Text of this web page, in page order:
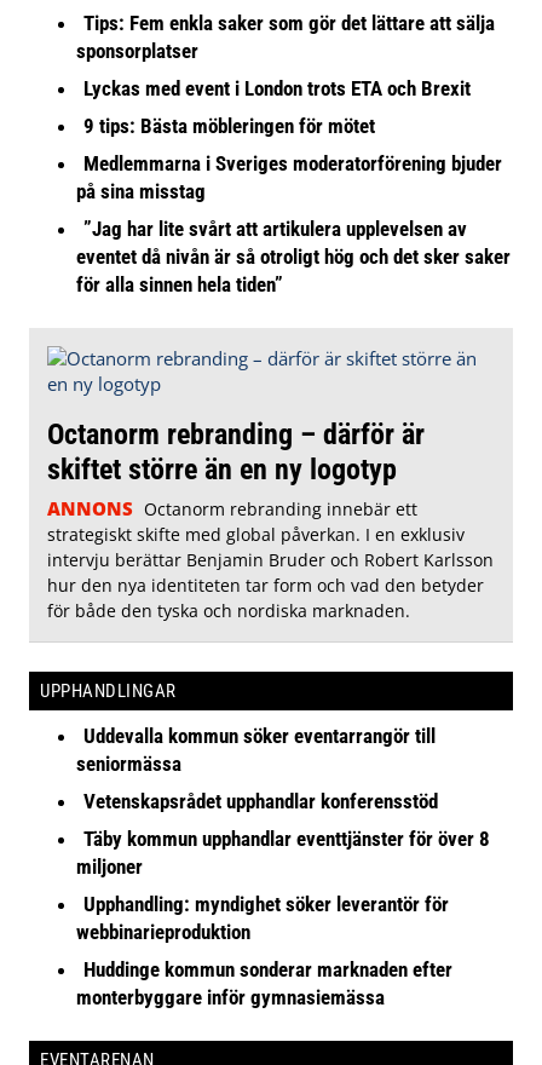
Tips: Fem enkla saker som gör det lättare att sälja
sponsorplatser
Lyckas med event i London trots ETA och Brexit
9 tips: Bästa möbleringen för mötet
Medlemmarna i Sveriges moderatorförening bjuder
på sina misstag
”Jag har lite svårt att artikulera upplevelsen av
eventet då nivån är så otroligt hög och det sker saker
för alla sinnen hela tiden”
Octanorm rebranding – därför är
skiftet större än en ny logotyp
ANNONS Octanorm rebranding innebär ett
strategiskt skifte med global påverkan. I en exklusiv
intervju berättar Benjamin Bruder och Robert Karlsson
hur den nya identiteten tar form och vad den betyder
för både den tyska och nordiska marknaden.
UPPHANDLINGAR
Uddevalla kommun söker eventarrangör till
seniormässa
Vetenskapsrådet upphandlar konferensstöd
Täby kommun upphandlar eventtjänster för över 8
miljoner
Upphandling: myndighet söker leverantör för
webbinarieproduktion
Huddinge kommun sonderar marknaden efter
monterbyggare inför gymnasiemässa
EVENTARENAN